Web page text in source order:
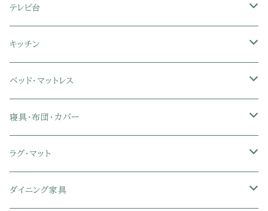
フロアソファ・ローソファ
ソファベッド
カウチソファ・コーナーソファ
リクライニングソファ
スツール・オットマン
クッションソファ
リクライニング座椅子
肘付き座椅子
座椅子カバー
ポケットコイル座椅子
本棚・書棚
衣類・タンス・チェスト
ハンガーラック
ラック・シェルフ
スチールラック・メタルラック
衣装ケース・壁面収納・ワードローブ
ドレッサー・鏡台
ミラー・スタンドミラー
テレビ台
壁面収納・ハイタイプテレビ台
ミドルタイプテレビ台
ロータイプテレビ台
コーナーテレビ台
伸縮テレビ台
キッチン
食器棚・キッチンボード
レンジ台
キッチンワゴン
キッチンカウンター
ベッド・マットレス
ローベッド
セミシングル
シングル
収納付きベッド
セミシングル
パネルベッド
寝具・布団・カバー
掛け布団
敷き布団
ラグ・マット
ラグ・カーペット
ダイニング家具